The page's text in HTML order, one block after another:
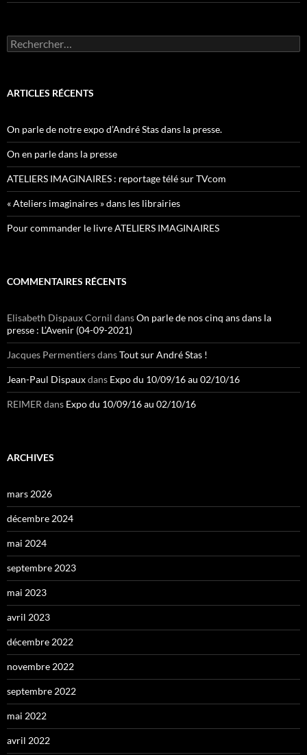
Rechercher :
ARTICLES RÉCENTS
On parle de notre expo d’André Stas dans la presse.
On en parle dans la presse
ATELIERS IMAGINAIRES : reportage télé sur TVcom
« Ateliers imaginaires » dans les librairies
Pour commander le livre ATELIERS IMAGINAIRES
COMMENTAIRES RÉCENTS
Elisabeth Dispaux Cornil dansOn parle de nos cinq ans dans la
presse : L’Avenir (04-09-2021)
Jacques PermentiersdansTout sur André Stas !
Jean-Paul Dispauxdans Expo du 10/09/16 au 02/10/16
REIMER dans Expo du 10/09/16 au 02/10/16
ARCHIVES
mars 2026
décembre 2024
mai 2024
septembre 2023
mai 2023
avril 2023
décembre 2022
novembre 2022
septembre 2022
mai 2022
avril 2022